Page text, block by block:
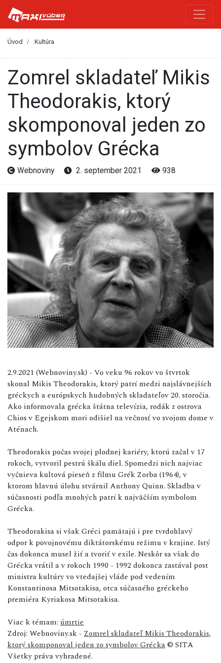
Úvod Kultúra
Zomrel skladateľ Mikis
Theodorakis, ktorý
skomponoval jeden zo
symbolov Grécka
Webnoviny 2. september 2021 938
2.9.2021 (Webnoviny.sk) - Vo veku 96 rokov vo štvrtok
skonal Mikis Theodorakis, ktorý patrí medzi najslávnejších
gréckych a európskych hudobných skladateľov 20. storočia.
Ako informovala grécka štátna televízia, rodák z ostrova
Chios v Egejskom mori odišiel na večnosť vo svojom dome v
Aténach.
Theodorakis počas svojej plodnej kariéry, ktorú začal v 17
rokoch, vytvoril pestrú škálu diel. Spomedzi nich najviac
vyčnieva kultová pieseň z filmu Grék Zorba (1964), v
ktorom hlavnú úlohu stvárnil Anthony Quinn. Skladba v
súčasnosti podľa mnohých patrí k najväčším symbolom
Grécka.
Theodorakisa si však Gréci pamätajú i pre tvrdohlavý
odpor k povojnovému diktátorskému režimu v krajine. Istý
čas dokonca musel žiť a tvoriť v exile. Neskôr sa však do
Grécka vrátil a v rokoch 1990 - 1992 dokonca zastával post
ministra kultúry vo vtedajšej vláde pod vedením
Konstantinosa Mitsotakisa, otca súčasného gréckeho
premiéra Kyriakosa Mitsotakisa.
Viac k témam: úmrtie
Zdroj: Webnoviny.sk - Zomrel skladateľ Mikis Theodorakis,
ktorý skomponoval jeden zo symbolov Grécka© SITA
Všetky práva vyhradené.